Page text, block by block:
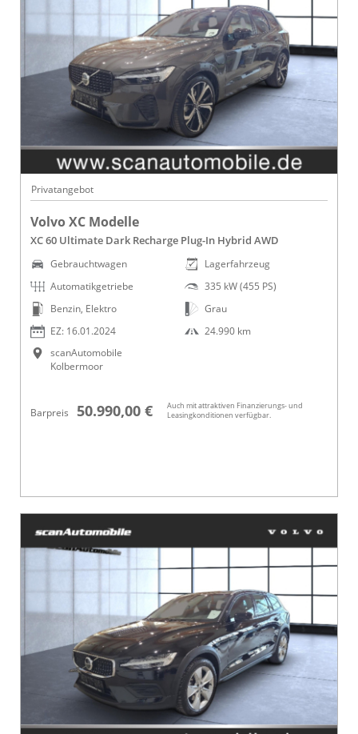
Privatangebot
Volvo XC Modelle
XC 60 Ultimate Dark Recharge Plug-In Hybrid AWD
Gebrauchtwagen
Automatikgetriebe
Benzin, Elektro
EZ: 16.01.2024
scanAutomobile
Kolbermoor
Lagerfahrzeug
335 kW (455 PS)
Grau
24.990 km
Barpreis 50.990,00 €
Auch mit attraktiven Finanzierungs- und
Leasingkonditionen verfügbar.